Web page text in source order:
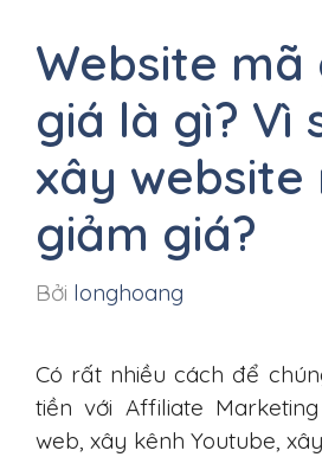
Website mã
giá là gì? Vì
xây website
giảm giá?
Bởi longhoang
Có rất nhiều cách để
tiền với Affiliate
web, xây kênh Youtube,